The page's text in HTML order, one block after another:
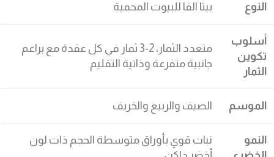
النوع بيتا الفا للبيوت المحمية
أسلوب
تكوين
الثمار
متعدد الثمار، 2-3 ثمار في كل عقدة مع براعم
جانبية متفرعة وذاتية التقليم
الموسم الصيف والربيع والخريف
النمو
نبات قوي بأوراق متوسطة الحجم ذات لون